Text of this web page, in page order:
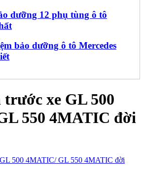
dưỡng 12 phụ tùng ô tô
bảo dưỡng ô tô Mercedes
xe GL 500
550 4MATIC đời